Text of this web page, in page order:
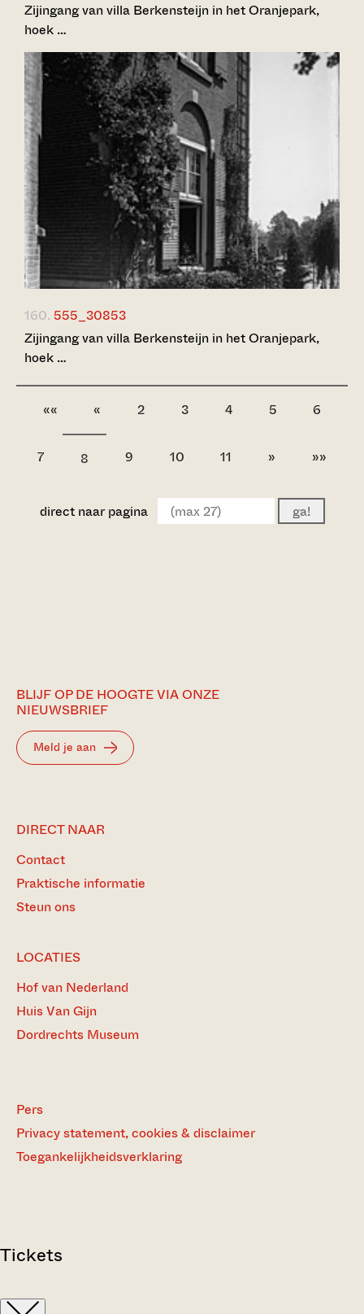
Zijingang van villa Berkensteijn in het Oranjepark,
hoek …
160. 555_30853
Zijingang van villa Berkensteijn in het Oranjepark,
hoek …
«« « 2 3 4 5 6
7 8 9 10 11 » »»
direct naar pagina ga!
BLIJF OP DE HOOGTE VIA ONZE
NIEUWSBRIEF
Meld je aan
DIRECT NAAR
Contact
Praktische informatie
Steun ons
LOCATIES
Hof van Nederland
Huis Van Gijn
Dordrechts Museum
Pers
Privacy statement, cookies & disclaimer
Toegankelijkheidsverklaring
Tickets